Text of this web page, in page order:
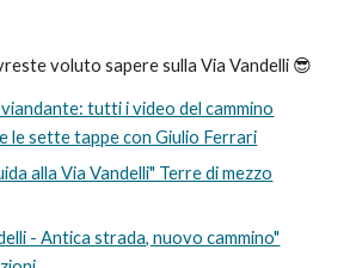
voluto sapere sulla Via Vandelli 😎
viandante: tutti i video del cammino
le sette tappe con Giulio Ferrari
alla Via Vandelli" Terre di mezzo
- Antica strada, nuovo cammino"